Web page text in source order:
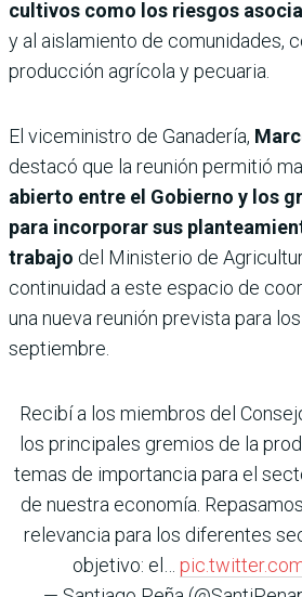
cultivos como los riesgos
y al aislamiento de comunidades,
producción agrícola y pecuaria.
El viceministro de Ganadería,
destacó que la reunión permitió
abierto entre el Gobierno y los
para incorporar sus
trabajo del Ministerio de
continuidad a este espacio de
una nueva reunión prevista para
septiembre.
Recibí a los miembros del
los principales gremios de la
temas de importancia para el
de nuestra economía.
relevancia para los diferentes
objetivo: el…